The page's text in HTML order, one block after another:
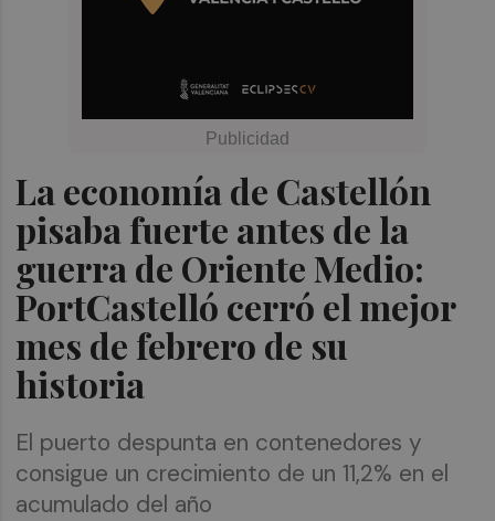
La economía de Castellón
pisaba fuerte antes de la
guerra de Oriente Medio:
PortCastelló cerró el mejor
mes de febrero de su
historia
El puerto despunta en contenedores y
consigue un crecimiento de un 11,2% en el
acumulado del año